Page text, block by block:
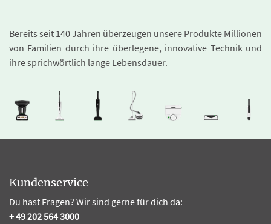
Bereits seit 140 Jahren überzeugen unsere Produkte Millionen
von Familien durch ihre überlegene, innovative Technik und
ihre sprichwörtlich lange Lebensdauer.
Kundenservice
Du hast Fragen? Wir sind gerne für dich da:
+ 49 202 564 3000